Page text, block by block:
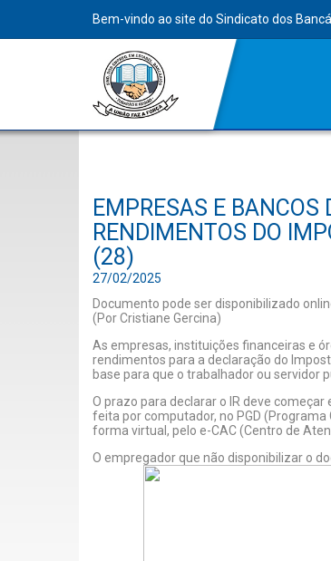
Bem-vindo ao site do Sindicato dos
EMPRESAS E BANCOS
RENDIMENTOS DO
(28)
27/02/2025
Documento pode ser disponibilizado
(Por Cristiane Gercina)
As empresas, instituições financeiras e
rendimentos para a declaração do
base para que o trabalhador ou servidor
O prazo para declarar o IR deve
feita por computador, no PGD (Programa
forma virtual, pelo e-CAC (Centro de
O empregador que não disponibilizar o